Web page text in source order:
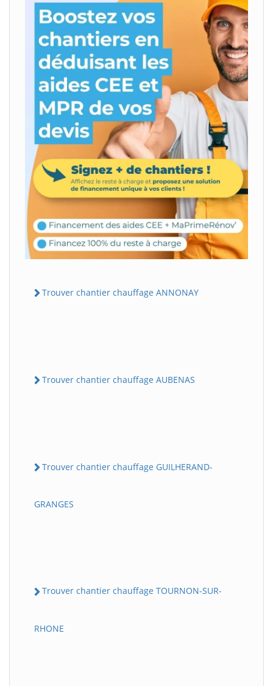
Trouver chantier chauffage ANNONAY
Trouver chantier chauffage AUBENAS
Trouver chantier chauffage GUILHERAND-
GRANGES
Trouver chantier chauffage TOURNON-SUR-
RHONE